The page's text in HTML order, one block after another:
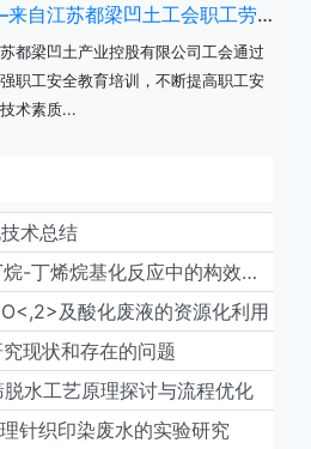
隐患，在这里止步 ——来自江苏都梁凹土工会职工劳动保护监督检查培训的报道
都梁凹土产业控股有限公司工会通过
职工安全教育培训，不断提高职工安
术素质...
术总结
分子筛催化剂在异丁烷-丁烯烷基化反应中的构效关系研究进展
及酸化废液的资源化利用
现状和存在的问题
水工艺原理探讨与流程优化
针织印染废水的实验研究